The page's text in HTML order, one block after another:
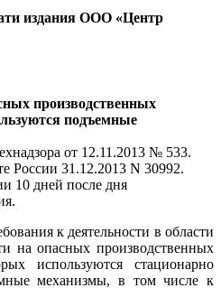
издания ООО «Центр
производственных
подъемные
от 12.11.2013 № 533.
России 31.12.2013 N 30992.
10 дней после дня
к деятельности в области
на опасных производственных
используются стационарно
механизмы, в том числе к